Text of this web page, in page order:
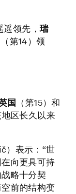
遥领先，瑞
（第14）领
国
（第15）和
区长久以来
）表示：“世
向更具可持
略十分契
前的结构变